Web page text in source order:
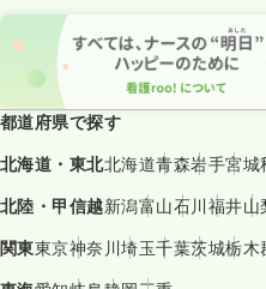
都道府県で探す
北海道・東北北海道青森岩手宮城
北陸・甲信越新潟富山石川福井山
関東東京神奈川埼玉千葉茨城栃木